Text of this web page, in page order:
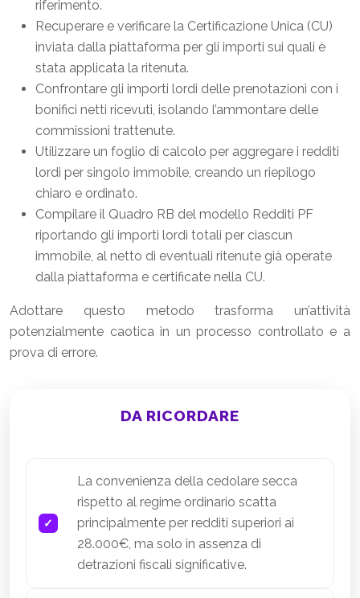
riferimento.
Recuperare e verificare la Certificazione Unica (CU)
inviata dalla piattaforma per gli importi sui quali è
stata applicata la ritenuta.
Confrontare gli importi lordi delle prenotazioni con i
bonifici netti ricevuti, isolando l’ammontare delle
commissioni trattenute.
Utilizzare un foglio di calcolo per aggregare i redditi
lordi per singolo immobile, creando un riepilogo
chiaro e ordinato.
Compilare il Quadro RB del modello Redditi PF
riportando gli importi lordi totali per ciascun
immobile, al netto di eventuali ritenute già operate
dalla piattaforma e certificate nella CU.
Adottare questo metodo trasforma un’attività
potenzialmente caotica in un processo controllato e a
prova di errore.
DA RICORDARE
La convenienza della cedolare secca
rispetto al regime ordinario scatta
principalmente per redditi superiori ai
28.000€, ma solo in assenza di
detrazioni fiscali significative.